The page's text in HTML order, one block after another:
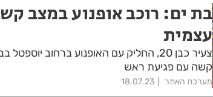
בת ים: רוכב אופנוע במצב
עצמית
צעיר כבן 20, החליק עם האופנוע ברחוב
קשה עם פגיעת ראש
מערכת האתר 18.07.23